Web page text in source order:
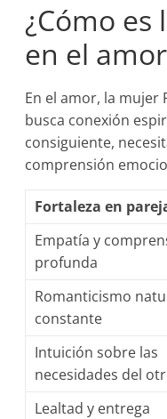
¿Cómo es
en el
En el amor, la mujer
busca conexión
consiguiente,
comprensión
Fortaleza en
Empatía y
profunda
Romanticismo
constante
Intuición sobre las
necesidades del
Lealtad y entrega